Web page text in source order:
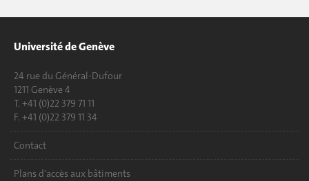
Université de Genève
24 rue du Général-Dufour
1211 Genève 4
T. +41 (0)22 379 71 11
F. +41 (0)22 379 11 34
Contact
Plans d'accès aux bâtiments